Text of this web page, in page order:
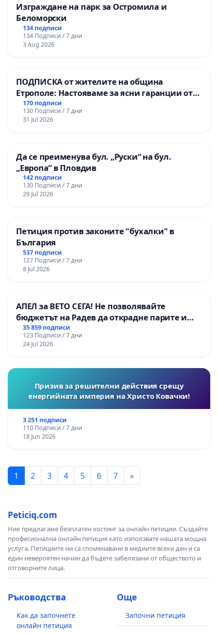
Изграждане на парк за Остромила и
Беломорски
134 подписи
134 Подписи / 7 дни
3 Aug 2026
ПОДПИСКА от жителите на община
Етрополе: Настояваме за ясни гаранции от
“Елаците-МЕД” АД и от държавата, че ще се
изпълнят всички екологични норми!
170 подписи
130 Подписи / 7 дни
31 Jul 2026
Да се преименува бул. „Руски“ на бул.
„Европа“ в Пловдив
142 подписи
130 Подписи / 7 дни
29 Jul 2026
Петиция против законите "бухалки" в
България
537 подписи
127 Подписи / 7 дни
8 Jul 2026
АПЕЛ за ВЕТО СЕГА! Не позволявайте
бюджетът на Радев да открадне парите и
правата ни в тъмното
35 859 подписи
123 Подписи / 7 дни
24 Jul 2026
Призив за решителни действия срещу
енергийната империя на Христо Ковачки!
3 251 подписи
110 Подписи / 7 дни
18 Jun 2026
1 2 3 4 5 6 7 »
Peticiq.com
Ние предлагаме безплатен хостинг за онлайн петиции. Създайте
професионална онлайн петиция като използвате нашата мощна
услуга. Петициите ни са споменавани в медиите всеки ден и са
един невероятен начин да бъдете забелязани от обществото и
отговорните лица.
Ръководства
Как да започнете
онлайн петиция
Още
Започни петиция